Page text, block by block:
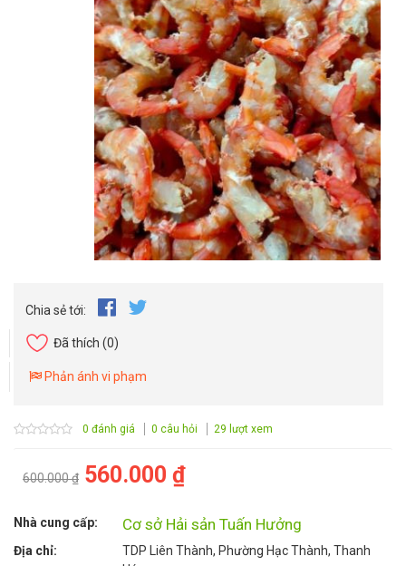
Chia sẻ tới:
Đã thích (0)
Phản ánh vi phạm
0 đánh giá 0 câu hỏi 29 lượt xem
600.000 ₫ 560.000 ₫
Nhà cung cấp: Cơ sở Hải sản Tuấn Hưởng
Địa chỉ:
TDP Liên Thành, Phường Hạc Thành, Thanh